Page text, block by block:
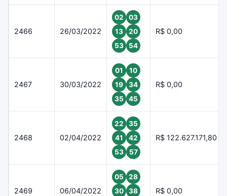
2466 26/03/2022
02
03
13
20
53
54
R$ 0,00
2467 30/03/2022
01
10
19
34
35
45
R$ 0,00
2468 02/04/2022
22
35
41
42
53
57
R$ 122.627.171,80
2469 06/04/2022
05
28
30
38
R$ 0,00